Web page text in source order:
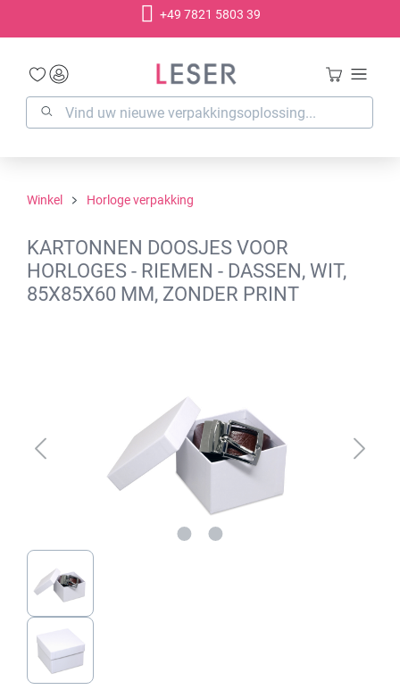
+49 7821 5803 39
Winkel Horloge verpakking
KARTONNEN DOOSJES VOOR
HORLOGES - RIEMEN - DASSEN, WIT,
85X85X60 MM, ZONDER PRINT